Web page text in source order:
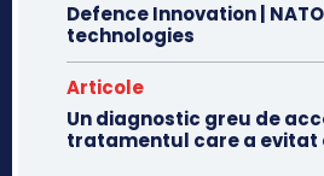
Defence Innovation |
technologies
Articole
Un diagnostic greu de
tratamentul care a evitat